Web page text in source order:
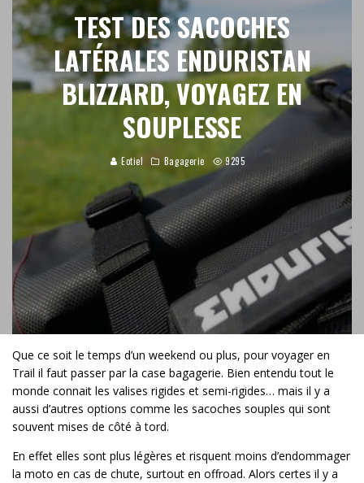
TEST DES SACOCHES
LATÉRALES ENDURISTAN
BLIZZARD, VOYAGEZ EN
SOUPLESSE
Eotiel Bagagerie 9295
Que ce soit le temps d’un weekend ou plus, pour voyager en
Trail il faut passer par la case bagagerie. Bien entendu tout le
monde connait les valises rigides et semi-rigides… mais il y a
aussi d’autres options comme les sacoches souples qui sont
souvent mises de côté à tord.
En effet elles sont plus légères et risquent moins d’endommager
la moto en cas de chute, surtout en offroad. Alors certes il y a